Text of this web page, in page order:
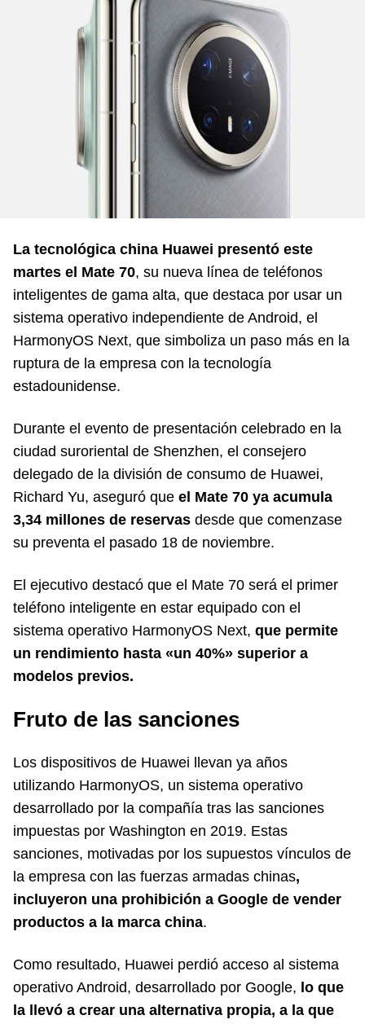
La tecnológica china Huawei presentó este
martes el Mate 70, su nueva línea de teléfonos
inteligentes de gama alta, que destaca por usar un
sistema operativo independiente de Android, el
HarmonyOS Next, que simboliza un paso más en la
ruptura de la empresa con la tecnología
estadounidense.
Durante el evento de presentación celebrado en la
ciudad suroriental de Shenzhen, el consejero
delegado de la división de consumo de Huawei,
Richard Yu, aseguró que el Mate 70 ya acumula
3,34 millones de reservas desde que comenzase
su preventa el pasado 18 de noviembre.
El ejecutivo destacó que el Mate 70 será el primer
teléfono inteligente en estar equipado con el
sistema operativo HarmonyOS Next, que permite
un rendimiento hasta «un 40%» superior a
modelos previos.
Fruto de las sanciones
Los dispositivos de Huawei llevan ya años
utilizando HarmonyOS, un sistema operativo
desarrollado por la compañía tras las sanciones
impuestas por Washington en 2019. Estas
sanciones, motivadas por los supuestos vínculos de
la empresa con las fuerzas armadas chinas,
incluyeron una prohibición a Google de vender
productos a la marca china.
Como resultado, Huawei perdió acceso al sistema
operativo Android, desarrollado por Google, lo que
la llevó a crear una alternativa propia, a la que